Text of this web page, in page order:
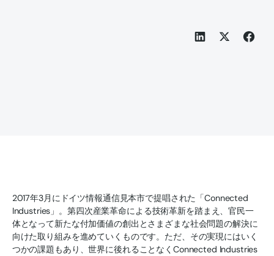
2017年3月にドイツ情報通信見本市で提唱された「Connected
Industries」。第四次産業革命による技術革新を踏まえ、官民一
体となって新たな付加価値の創出とさまざまな社会問題の解決に
向けた取り組みを進めていくものです。ただ、その実現にはいく
つかの課題もあり、世界に後れることなくConnected Industries